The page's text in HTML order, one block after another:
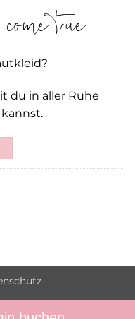
true
du in aller Ruhe